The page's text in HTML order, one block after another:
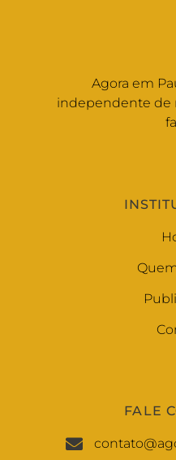
Agora em
independente de
FALE